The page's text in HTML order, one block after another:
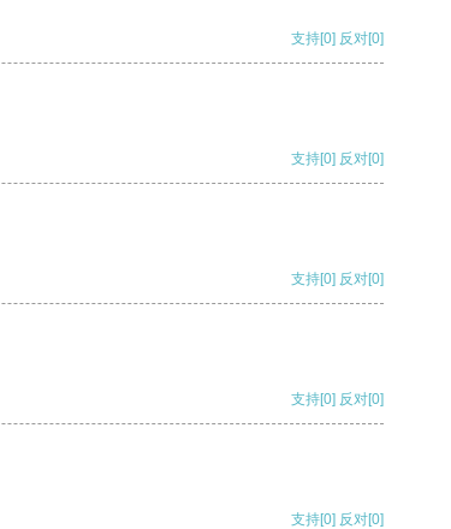
支持[0] 反对[0]
支持[0] 反对[0]
支持[0] 反对[0]
支持[0] 反对[0]
支持[0] 反对[0]